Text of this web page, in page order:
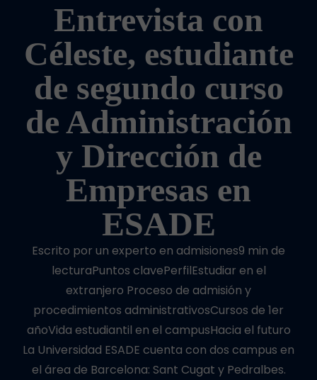
Entrevista con
Céleste, estudiante
de segundo curso
de Administración
y Dirección de
Empresas en
ESADE
Escrito por un experto en admisiones9 min de
lecturaPuntos clavePerfilEstudiar en el
extranjero Proceso de admisión y
procedimientos administrativosCursos de 1er
añoVida estudiantil en el campusHacia el futuro
La Universidad ESADE cuenta con dos campus en
el área de Barcelona: Sant Cugat y Pedralbes.